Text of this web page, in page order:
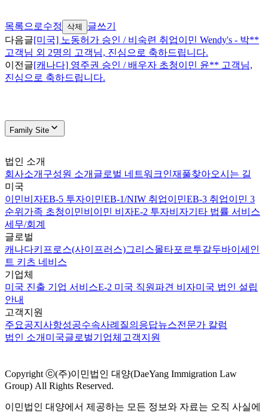
목록으로수정 삭제
글쓰기
다음글[미국] 노동허가 승인 / 비숙련 취업이민 Wendy's - 박**
고객님 외 2명의 고객님, 진심으로 축하드립니다.
이전글[캐나다] 영주권 승인 / 배우자 초청이민 윤** 고객님,
진심으로 축하드립니다.
Family Site
법인 소개
회사소개 구성원 소개 글로벌 네트워크인재풀찾아오시는 길
미국
이민비자EB-5 투자이민EB-1/NIW 취업이민EB-3 취업이민 3
순위 가족 초청이민비이민 비자E-2 투자비자기타 법률 서비스
세무/회계
글로벌
캐나다키프로스(사이프러스)그리스몰타포르투갈두바이 세인
트 키츠 네비스
기업체
미국 진출 기업 서비스E-2 미국 직원파견 비자미국 법인 설립
안내
고객지원
주요공지사항성공수속사례 질의응답뉴스전문가 칼럼
법인 소개 미국글로벌기업체 고객지원
Copyright ⓒ(주)이민법인 대양(DaeYang Immigration Law
Group) All Rights Reserved.
이민법인 대양에서 제공하는 모든 정보와 자료는 오직 사실에